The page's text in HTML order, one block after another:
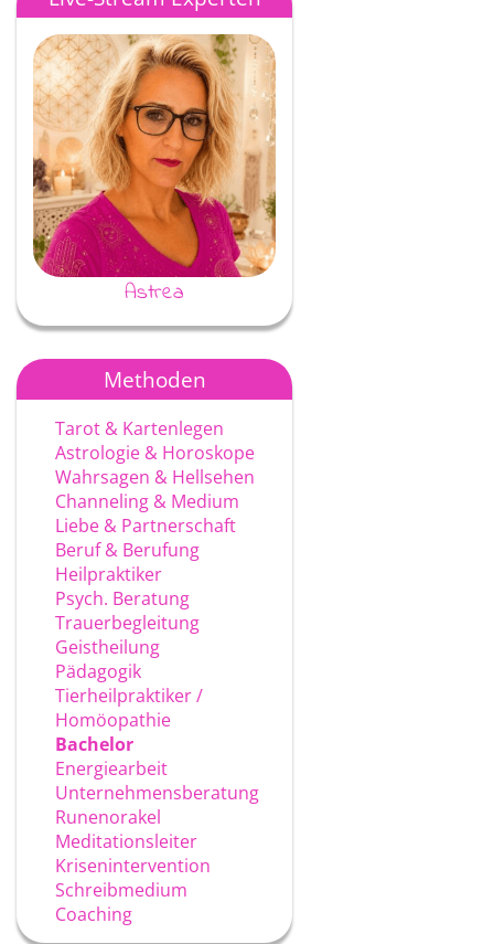
Astrea
Methoden
Tarot & Kartenlegen
Astrologie & Horoskope
Wahrsagen & Hellsehen
Channeling & Medium
Liebe & Partnerschaft
Beruf & Berufung
Heilpraktiker
Psych. Beratung
Trauerbegleitung
Geistheilung
Pädagogik
Tierheilpraktiker /
Homöopathie
Bachelor
Energiearbeit
Unternehmensberatung
Runenorakel
Meditationsleiter
Krisenintervention
Schreibmedium
Coaching